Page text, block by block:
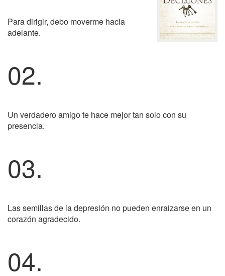
Para dirigir, debo moverme hacia
adelante.
02.
Un verdadero amigo te hace mejor tan solo con su
presencia.
03.
Las semillas de la depresión no pueden enraizarse en un
corazón agradecido.
04.